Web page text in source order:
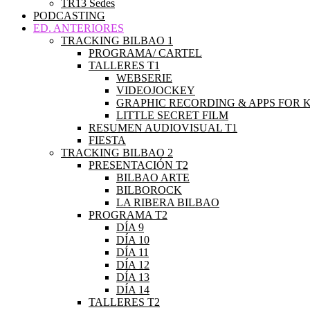
TR13 Sedes
PODCASTING
ED. ANTERIORES
TRACKING BILBAO 1
PROGRAMA/ CARTEL
TALLERES T1
WEBSERIE
VIDEOJOCKEY
GRAPHIC RECORDING & APPS FOR
LITTLE SECRET FILM
RESUMEN AUDIOVISUAL T1
FIESTA
TRACKING BILBAO 2
PRESENTACIÓN T2
BILBAO ARTE
BILBOROCK
LA RIBERA BILBAO
PROGRAMA T2
DÍA 9
DÍA 10
DÍA 11
DÍA 12
DÍA 13
DÍA 14
TALLERES T2